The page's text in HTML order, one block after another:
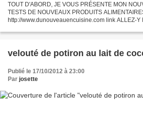
TOUT D'ABORD, JE VOUS PRÉSENTE MON
TESTS DE NOUVEAUX PRODUITS
http://www.dunouveauencuisine.com link ALLEZ-Y
PETITE RECETTE POUR FINIR LES POIVRONS...
velouté de potiron au lait de
Publié le 17/10/2012 à 23:00
Par josette